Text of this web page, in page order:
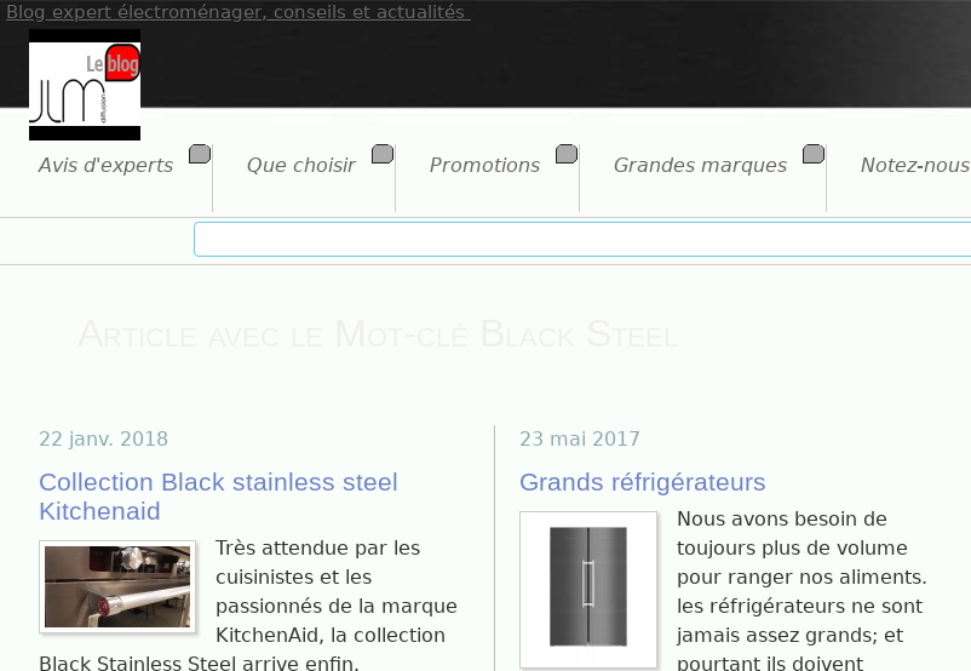
Blog expert électroménager, conseils et actualités
Avis d'experts Que choisir Promotions Grandes marques Notez-nous
22 janv. 2018
Collection Black stainless steel
Kitchenaid
Très attendue par les
cuisinistes et les
passionnés de la marque
KitchenAid, la collection
Black Stainless Steel arrive enfin.
23 mai 2017
Grands réfrigérateurs
Nous avons besoin de
toujours plus de volume
pour ranger nos aliments.
les réfrigérateurs ne sont
jamais assez grands; et
pourtant ils doivent